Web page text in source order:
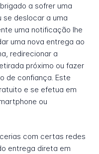
a sofrer uma
se deslocar a uma
uma notificação lhe
uma nova entrega ao
redirecionar a
próximo ou fazer
de confiança. Este
e se efetua em
ou
com certas redes
entrega direta em